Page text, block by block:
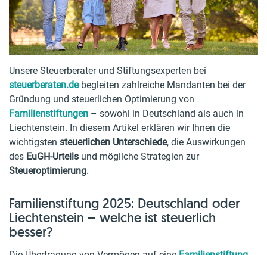
Unsere Steuerberater und Stiftungsexperten bei
steuerberaten.debegleiten zahlreiche Mandanten bei der
Gründung und steuerlichen Optimierung von
Familienstiftungen – sowohl in Deutschland als auch in
Liechtenstein. In diesem Artikel erklären wir Ihnen die
wichtigsten steuerlichen Unterschiede, die Auswirkungen
des EuGH-Urteils und mögliche Strategien zur
Steueroptimierung.
Familienstiftung 2025: Deutschland oder
Liechtenstein – welche ist steuerlich
besser?